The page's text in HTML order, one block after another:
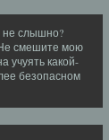
не слышно?
Не смешите мою
учуять какой-
безопасном